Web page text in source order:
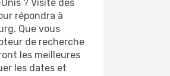
? Visite des
répondra à
Que vous
de recherche
les meilleures
les dates et